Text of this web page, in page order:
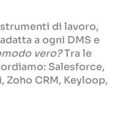
di lavoro,
a ogni DMS e
vero?Tra le
Salesforce,
CRM, Keyloop,